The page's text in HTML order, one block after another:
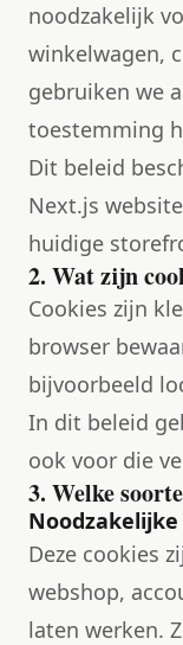
noodzakelijk
winkelwagen,
gebruiken we
toestemming
Dit beleid
Next.js
huidige
2. Wat zijn
Cookies zijn
browser
bijvoorbeeld
In dit beleid
ook voor die
3. Welke
Deze cookies
webshop,
laten werken.